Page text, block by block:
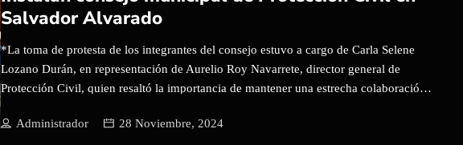
capacitarse para llevarle a los sinaloenses […]
Salvador Alvarado
*La toma de protesta de los integrantes del consejo estuvo a cargo de Carla Selene
Lozano Durán, en representación de Aurelio Roy Navarrete, director general de
Protección Civil, quien resaltó la importancia de mantener una estrecha colaboración
emergencia. Guamúchil, Salvador Alvarado, 27 de noviembre de 2024. En un
Administrador 28 Noviembre, 2024